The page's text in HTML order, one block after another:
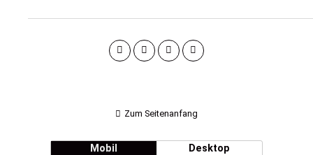
Zum Seitenanfang
Mobil Desktop